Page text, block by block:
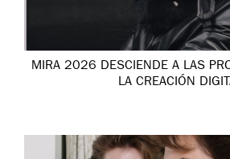
MIRA 2026 DESCIENDE A LAS
LA CREACIÓN